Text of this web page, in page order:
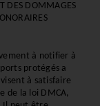
DES DOMMAGES
à notifier à
protégés a
à satisfaire
de la loi DMCA,